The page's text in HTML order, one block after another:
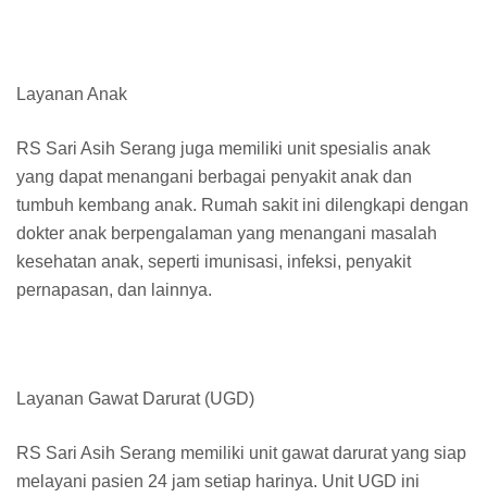
Layanan Anak
RS Sari Asih Serang juga memiliki unit spesialis anak
yang dapat menangani berbagai penyakit anak dan
tumbuh kembang anak. Rumah sakit ini dilengkapi dengan
dokter anak berpengalaman yang menangani masalah
kesehatan anak, seperti imunisasi, infeksi, penyakit
pernapasan, dan lainnya.
Layanan Gawat Darurat (UGD)
RS Sari Asih Serang memiliki unit gawat darurat yang siap
melayani pasien 24 jam setiap harinya. Unit UGD ini